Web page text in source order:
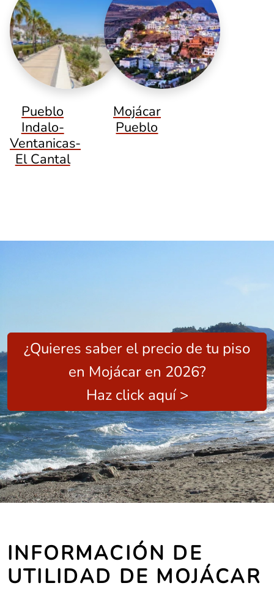
Pueblo
Indalo-
Ventanicas-
El Cantal
Mojácar
Pueblo
¿Quieres saber el precio de tu piso
en Mojácar en 2026?
Haz click aquí >
INFORMACIÓN DE
UTILIDAD DE MOJÁCAR